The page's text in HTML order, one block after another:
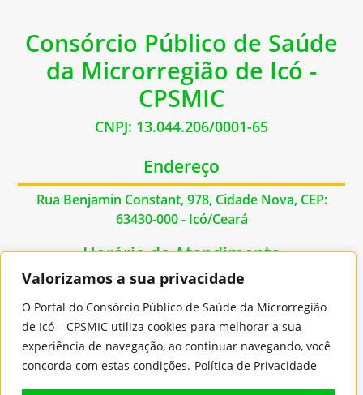
Valorizamos a sua privacidade
O Portal do Consórcio Público de Saúde da Microrregião
de Icó – CPSMIC utiliza cookies para melhorar a sua
experiência de navegação, ao continuar navegando, você
concorda com estas condições. Política de Privacidade
Consórcio Público de Saúde
da Microrregião de Icó -
CPSMIC
CNPJ: 13.044.206/0001-65
Endereço
Rua Benjamin Constant, 978, Cidade Nova, CEP:
63430-000 - Icó/Ceará
Horário de Atendimento
De Segunda à Sexta das 07:00hs às 17:00hs
Contato
E-mail: contato@cpsmic.ce.gov.br